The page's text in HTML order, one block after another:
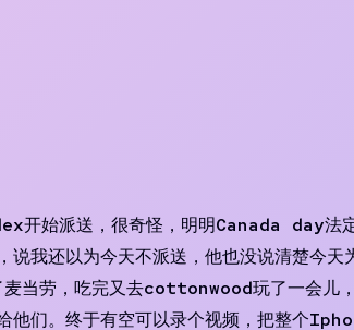
开始派送，很奇怪，明明Canada day法
我还以为今天不派送，他也没说清楚今天
当劳，吃完又去cottonwood玩了一会儿
他们。终于有空可以录个视频，把整个